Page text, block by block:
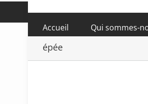
Accueil Qui sommes-
épée